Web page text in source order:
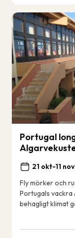
Portugal
21 okt-11
Fly mörker och
Portugals vackra
behagligt klimat